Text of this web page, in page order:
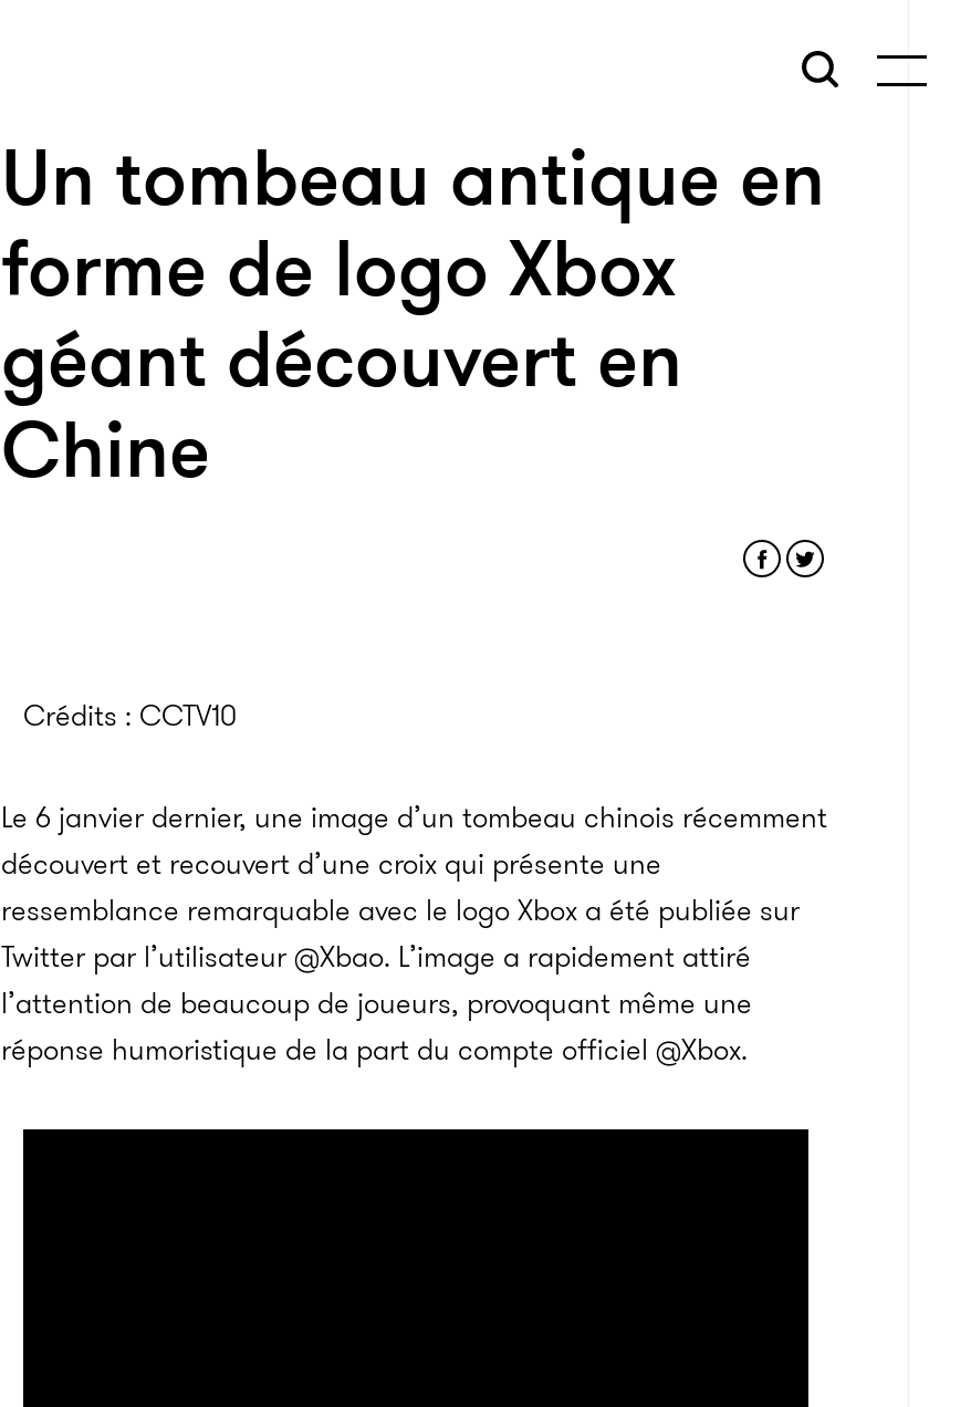
Un tombeau antique en
forme de logo Xbox
géant découvert en
Chine
Crédits : CCTV10
Le 6 janvier dernier, une image d’un tombeau chinois récemment
découvert et recouvert d’une croix qui présente une
ressemblance remarquable avec le logo Xbox a été publiée sur
Twitter par l’utilisateur @Xbao. L’image a rapidement attiré
l’attention de beaucoup de joueurs, provoquant même une
réponse humoristique de la part du compte officiel @Xbox.